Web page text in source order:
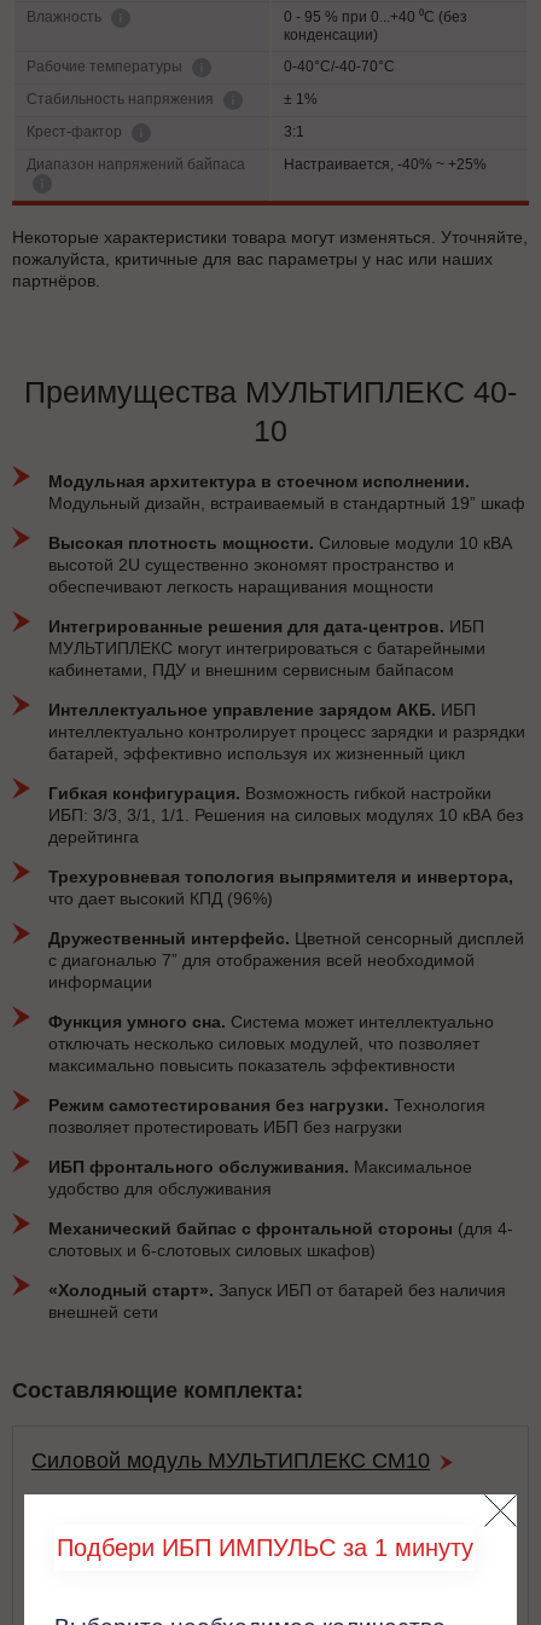
Влажность
0 - 95 % при 0...+40 ⁰С (без
конденсации)
Рабочие температуры
0-40°C/-40-70°C
Cтабильность напряжения
± 1%
Крест-фактор
3:1
Диапазон напряжений байпаса
Настраивается, -40% ~ +25%
Некоторые характеристики товара могут изменяться. Уточняйте,
пожалуйста, критичные для вас параметры у нас или наших
партнёров.
Преимущества МУЛЬТИПЛЕКС 40-
10
Модульная архитектура в стоечном исполнении.
Модульный дизайн, встраиваемый в стандартный 19” шкаф
Высокая плотность мощности. Силовые модули 10 кВА
высотой 2U существенно экономят пространство и
обеспечивают легкость наращивания мощности
Интегрированные решения для дата-центров. ИБП
МУЛЬТИПЛЕКС могут интегрироваться с батарейными
кабинетами, ПДУ и внешним сервисным байпасом
Интеллектуальное управление зарядом АКБ. ИБП
интеллектуально контролирует процесс зарядки и разрядки
батарей, эффективно используя их жизненный цикл
Гибкая конфигурация. Возможность гибкой настройки
ИБП: 3/3, 3/1, 1/1. Решения на силовых модулях 10 кВА без
дерейтинга
Трехуровневая топология выпрямителя и инвертора,
что дает высокий КПД (96%)
Дружественный интерфейс. Цветной сенсорный дисплей
с диагональю 7” для отображения всей необходимой
информации
Функция умного сна. Система может интеллектуально
отключать несколько силовых модулей, что позволяет
максимально повысить показатель эффективности
Режим самотестирования без нагрузки. Технология
позволяет протестировать ИБП без нагрузки
ИБП фронтального обслуживания. Максимальное
удобство для обслуживания
Механический байпас с фронтальной стороны (для 4-
слотовых и 6-слотовых силовых шкафов)
«Холодный старт». Запуск ИБП от батарей без наличия
внешней сети
Составляющие комплекта:
Силовой модуль МУЛЬТИПЛЕКС СМ10
Подбери ИБП ИМПУЛЬС за 1 минуту